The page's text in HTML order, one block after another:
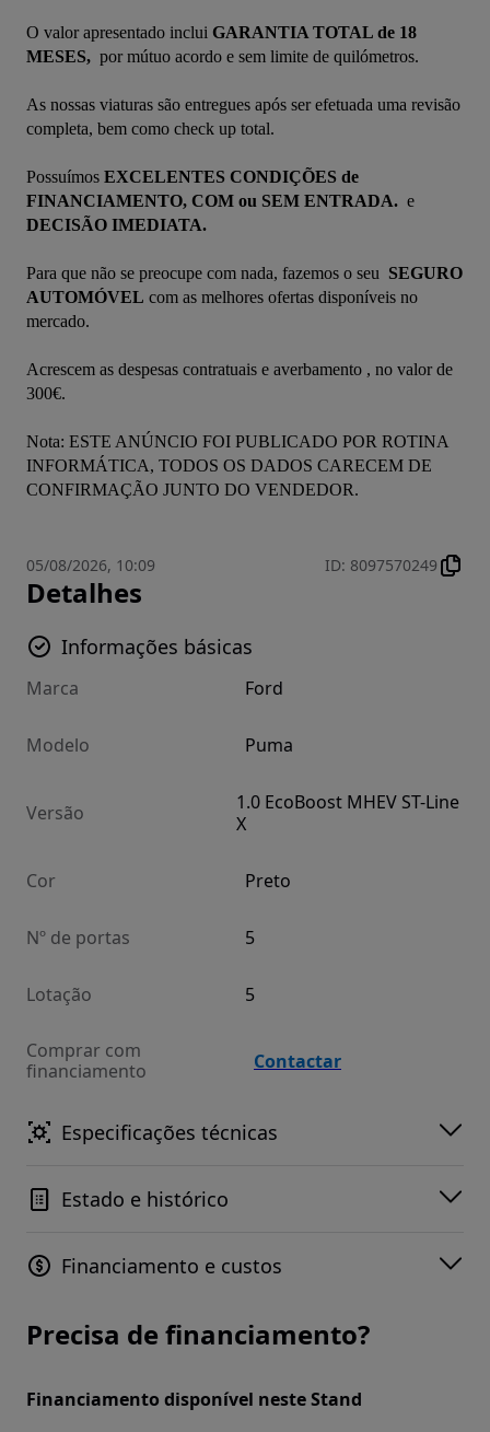
O valor apresentado inclui GARANTIA TOTAL de 18
MESES, por mútuo acordo e sem limite de quilómetros.
As nossas viaturas são entregues após ser efetuada uma revisão
completa, bem como check up total.
Possuímos EXCELENTES CONDIÇÕES de
FINANCIAMENTO, COM ou SEM ENTRADA.
DECISÃO IMEDIATA.
Para que não se preocupe com nada, fazemos o seu SEGURO
AUTOMÓVEL com as melhores ofertas disponíveis no
mercado.
Acrescem as despesas contratuais e averbamento , no valor de
300€.
Nota: ESTE ANÚNCIO FOI PUBLICADO POR ROTINA
INFORMÁTICA, TODOS OS DADOS CARECEM DE
CONFIRMAÇÃO JUNTO DO VENDEDOR.
05/08/2026, 10:09 ID: 8097570249
Detalhes
Informações básicas
Marca Ford
Modelo Puma
Versão
1.0 EcoBoost MHEV ST-Line
X
Cor Preto
Nº de portas 5
Lotação 5
Comprar com
financiamento
Contactar
Especificações técnicas
Estado e histórico
Financiamento e custos
Precisa de financiamento?
Financiamento disponível neste Stand